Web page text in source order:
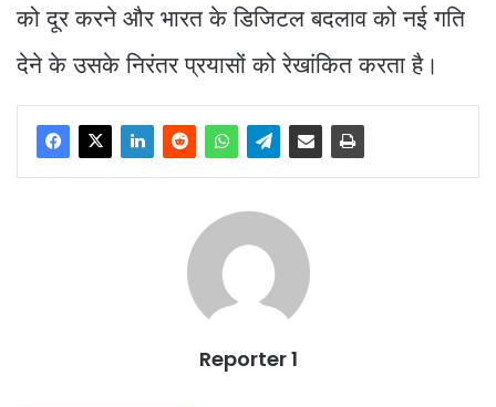
को दूर करने और भारत के डिजिटल बदलाव को नई गति
देने के उसके निरंतर प्रयासों को रेखांकित करता है।
Reporter 1